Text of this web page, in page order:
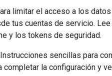
limitar el acceso a los
tus cuentas de servicio.
y los tokens de seguridad.
Instrucciones sencillas para
completar la configuración y